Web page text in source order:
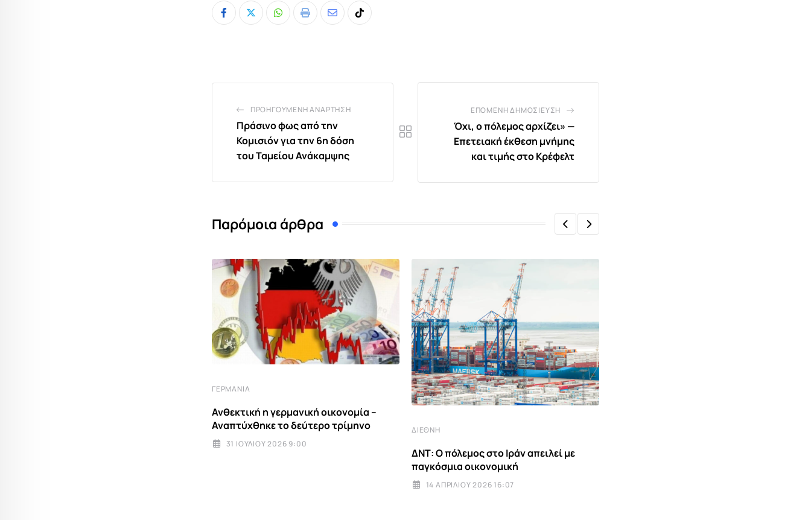
Whatsapp
Print
ShareTiktok
ΠΡΟΗΓΟΎΜΕΝΗ ΑΝΆΡΤΗΣΗ
Πράσινο φως από την
Κομισιόν για την 6η δόση
του Ταμείου Ανάκαμψης
ΕΠΌΜΕΝΗ ΔΗΜΟΣΊΕΥΣΗ
Όχι, ο πόλεμος αρχίζει» —
Επετειακή έκθεση μνήμης
και τιμής στο Κρέφελτ
Παρόμοια άρθρα
ΓΕΡΜΑΝΊΑ
Ανθεκτική η γερμανική οικονομία –
Αναπτύχθηκε το δεύτερο τρίμηνο
31 ΙΟΥΛΊΟΥ 2026 9:00
ΔΙΕΘΝΉ
ΔΝΤ: Ο πόλεμος στο Ιράν απειλεί με
παγκόσμια οικονομική
14 ΑΠΡΙΛΊΟΥ 2026 16:07